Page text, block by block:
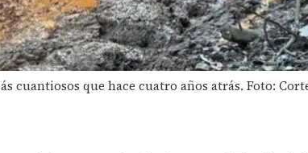
cuantiosos que hace cuatro años atrás. Foto: